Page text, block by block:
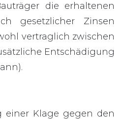
die erhaltenen
gesetzlicher Zinsen
vertraglich zwischen
Entschädigung
einer Klage gegen den